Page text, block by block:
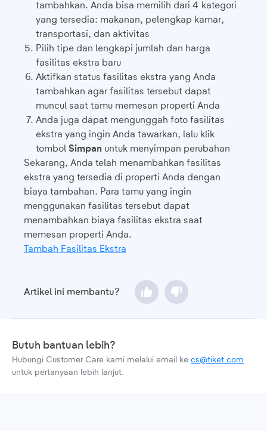
tambahkan. Anda bisa memilih dari 4 kategori
yang tersedia: makanan, pelengkap kamar,
transportasi, dan aktivitas
Pilih tipe dan lengkapi jumlah dan harga
fasilitas ekstra baru
Aktifkan status fasilitas ekstra yang Anda
tambahkan agar fasilitas tersebut dapat
muncul saat tamu memesan properti Anda
Anda juga dapat mengunggah foto fasilitas
ekstra yang ingin Anda tawarkan, lalu klik
tombol Simpan untuk menyimpan perubahan
Sekarang, Anda telah menambahkan fasilitas
ekstra yang tersedia di properti Anda dengan
biaya tambahan. Para tamu yang ingin
menggunakan fasilitas tersebut dapat
menambahkan biaya fasilitas ekstra saat
memesan properti Anda.
Tambah Fasilitas Ekstra
Artikel ini membantu?
Butuh bantuan lebih?
Hubungi Customer Care kami melalui email ke cs@tiket.com
untuk pertanyaan lebih lanjut.